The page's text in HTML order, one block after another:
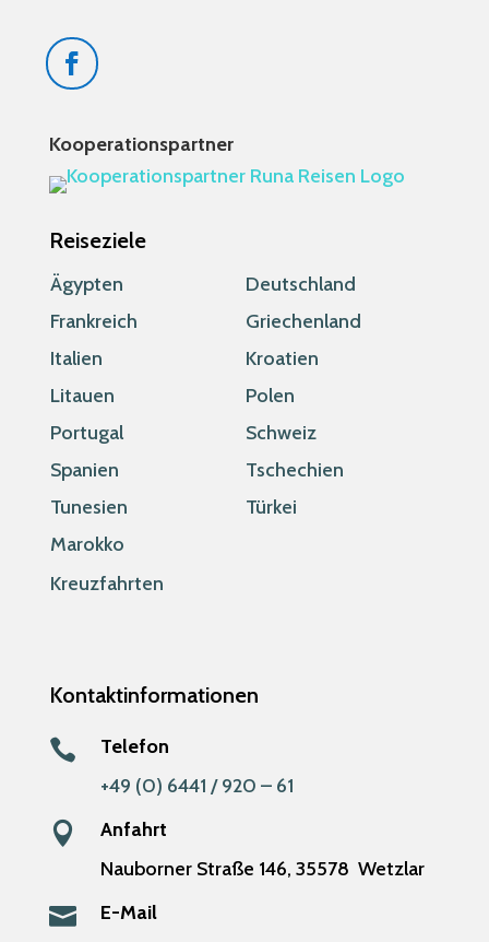
Kooperationspartner
Reiseziele
Ägypten
Deutschland
Frankreich
Griechenland
Italien
Kroatien
Litauen
Polen
Portugal
Schweiz
Spanien
Tschechien
Tunesien
Türkei
Marokko
Kreuzfahrten
Kontaktinformationen

Telefon
+49 (0) 6441 / 920 – 61

Anfahrt
Nauborner Straße 146, 35578 Wetzlar

E-Mail